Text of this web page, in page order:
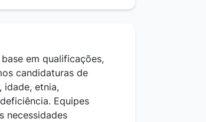
em qualificações,
candidaturas de
idade, etnia,
Equipes
necessidades